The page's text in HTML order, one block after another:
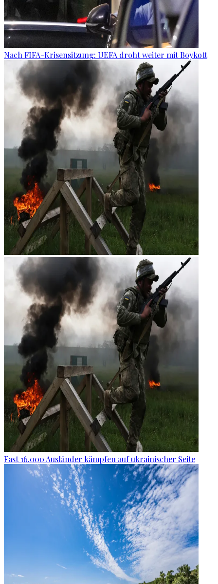
Nach FIFA-Krisensitzung: UEFA droht weiter mit Boykott
Fast 16.000 Ausländer kämpfen auf ukrainischer Seite